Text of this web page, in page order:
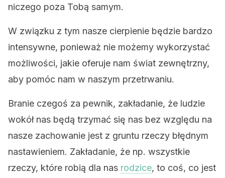
niczego poza Tobą samym.
W związku z tym nasze cierpienie będzie bardzo
intensywne, ponieważ nie możemy wykorzystać
możliwości, jakie oferuje nam świat zewnętrzny,
aby pomóc nam w naszym przetrwaniu.
Branie czegoś za pewnik, zakładanie, że ludzie
wokół nas będą trzymać się nas bez względu na
nasze zachowanie jest z gruntu rzeczy błędnym
nastawieniem. Zakładanie, że np. wszystkie
rzeczy, które robią dla nas rodzice, to coś, co jest